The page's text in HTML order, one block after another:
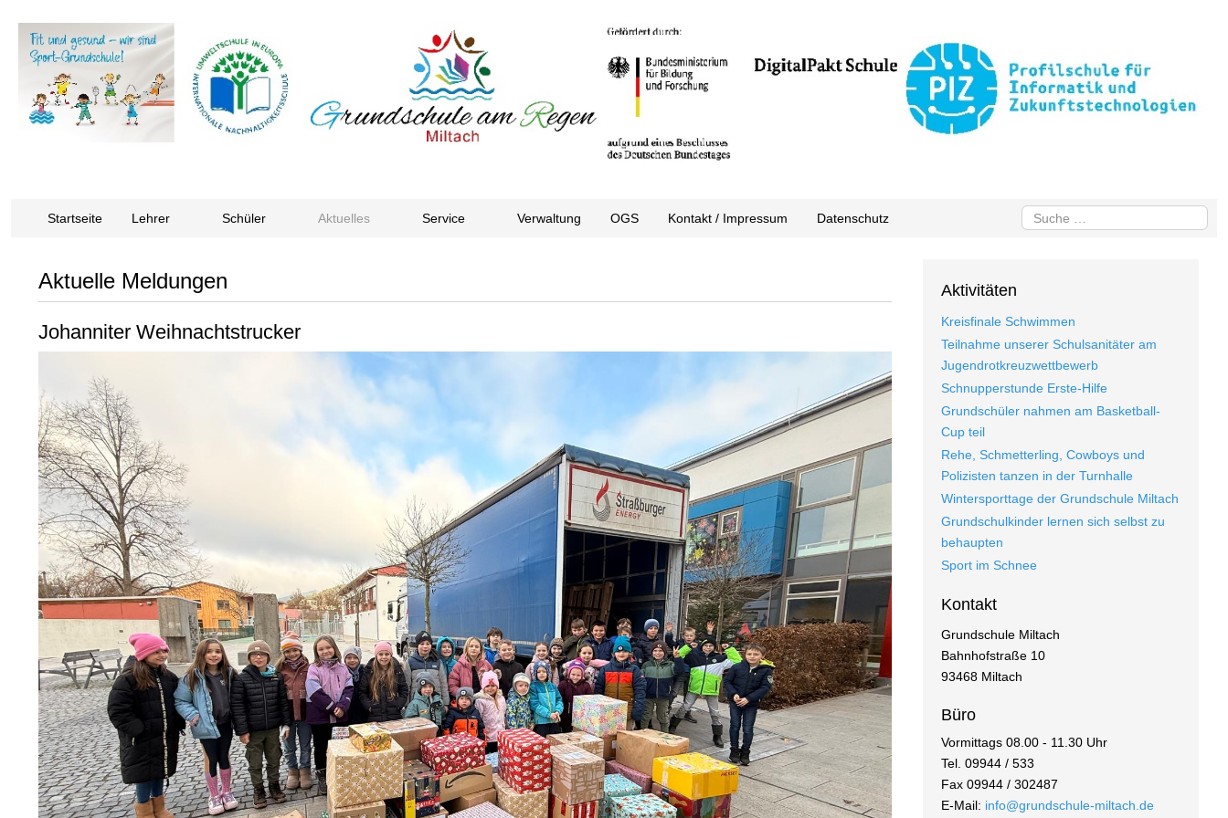
Startseite Lehrer Schüler Aktuelles Service Verwaltung OGS Kontakt / Impressum Datenschutz Suchen
Aktuelle Meldungen
Johanniter Weihnachtstrucker
Aktivitäten
Kreisfinale Schwimmen
Teilnahme unserer Schulsanitäter am
Jugendrotkreuzwettbewerb
Schnupperstunde Erste-Hilfe
Grundschüler nahmen am Basketball-
Cup teil
Rehe, Schmetterling, Cowboys und
Polizisten tanzen in der Turnhalle
Wintersporttage der Grundschule Miltach
Grundschulkinder lernen sich selbst zu
behaupten
Sport im Schnee
Kontakt
Grundschule Miltach
Bahnhofstraße 10
93468 Miltach
Büro
Vormittags 08.00 - 11.30 Uhr
Tel. 09944 / 533
Fax 09944 / 302487
E-Mail: info@grundschule-miltach.de